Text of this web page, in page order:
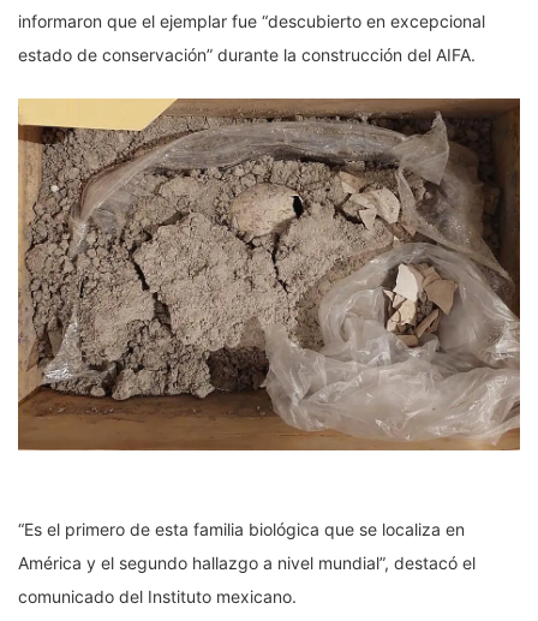
informaron que el ejemplar fue “descubierto en excepcional
estado de conservación” durante la construcción del AIFA.
“Es el primero de esta familia biológica que se localiza en
América y el segundo hallazgo a nivel mundial”, destacó el
comunicado del Instituto mexicano.